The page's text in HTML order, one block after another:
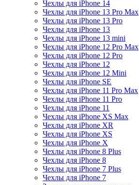
Чехлы для iPhone 14
Чехлы для iPhone 13 Pro Max
Чехлы для iPhone 13 Pro
Чехлы для iPhone 13
Чехлы для iPhone 13 mini
Чехлы для iPhone 12 Pro Max
Чехлы для iPhone 12 Pro
Чехлы для iPhone 12
Чехлы для iPhone 12 Mini
Чехлы для iPhone SE
Чехлы для iPhone 11 Pro Max
Чехлы для iPhone 11 Pro
Чехлы для iPhone 11
Чехлы для iPhone XS Max
Чехлы для iPhone XR
Чехлы для iPhone XS
Чехлы для iPhone X
Чехлы для iPhone 8 Plus
Чехлы для iPhone 8
Чехлы для iPhone 7 Plus
Чехлы для iPhone 7